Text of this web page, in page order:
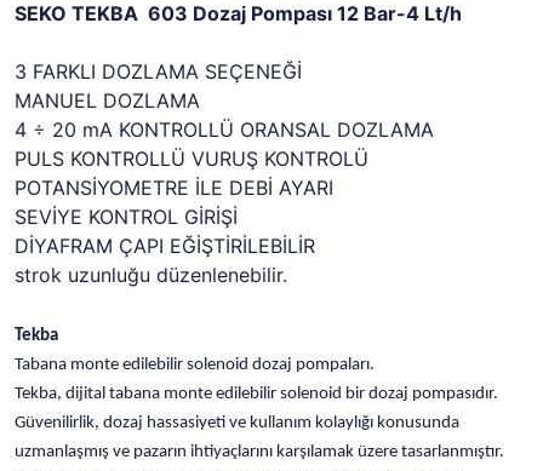
SEKO TEKBA 603 Dozaj Pompası 12 Bar-4 Lt/h
3 FARKLI DOZLAMA SEÇENEĞİ
MANUEL DOZLAMA
4 ÷ 20 mA KONTROLLÜ ORANSAL DOZLAMA
PULS KONTROLLÜ VURUŞ KONTROLÜ
POTANSİYOMETRE İLE DEBİ AYARI
SEVİYE KONTROL GİRİŞİ
DİYAFRAM ÇAPI EĞİŞTİRİLEBİLİR
strok uzunluğu düzenlenebilir.
Tekba
Tabana monte edilebilir solenoid dozaj pompaları.
Tekba, dijital tabana monte edilebilir solenoid bir dozaj pompasıdır.
Güvenilirlik, dozaj hassasiyeti ve kullanım kolaylığı konusunda
uzmanlaşmış ve pazarın ihtiyaçlarını karşılamak üzere tasarlanmıştır.